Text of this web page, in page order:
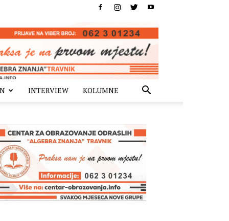
INTERVIEW KOLUMNE